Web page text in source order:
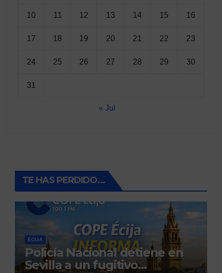
10 11 12 13 14 15 16
17 18 19 20 21 22 23
24 25 26 27 28 29 30
31
« Jul
TE HAS PERDIDO...
ÉCIJA
Policía Nacional detiene en
Sevilla a un fugitivo